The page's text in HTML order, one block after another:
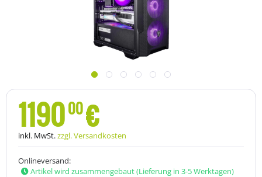
119000€
inkl. MwSt.zzgl. Versandkosten
Onlineversand:
Artikel wird zusammengebaut (Lieferung in 3-5 Werktagen)